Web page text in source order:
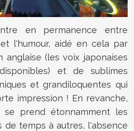
en permanence entre
l'humour, aidé en cela par
anglaise (les voix japonaises
et de sublimes
et grandiloquentes qui
impression ! En revanche,
se prend étonnamment les
de temps à autres, l'absence